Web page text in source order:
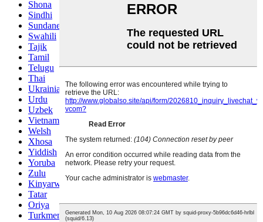
Shona
Sindhi
Sundanese
Swahili
Tajik
Tamil
Telugu
Thai
Ukrainian
Urdu
Uzbek
Vietnamese
Welsh
Xhosa
Yiddish
Yoruba
Zulu
Kinyarwanda
Tatar
Oriya
Turkmen